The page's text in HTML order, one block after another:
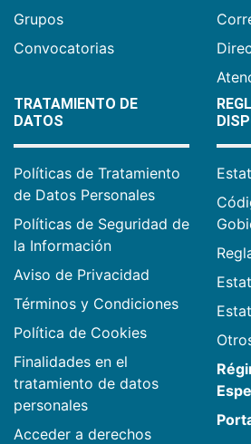
Grupos
Convocatorias
TRATAMIENTO DE
DATOS
Políticas de Tratamiento
de Datos Personales
Políticas de Seguridad de
la Información
Aviso de Privacidad
Términos y Condiciones
Política de Cookies
Finalidades en el
tratamiento de datos
personales
Acceder a derechos